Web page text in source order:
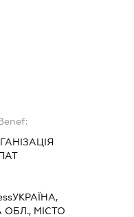
УКРАЇНА,
ОБЛ., МІСТО